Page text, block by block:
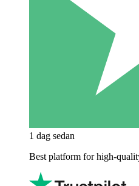
1 dag sedan
Best platform for high-